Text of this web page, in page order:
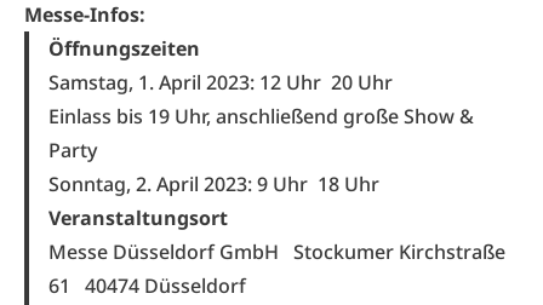
Messe-Infos:
Öffnungszeiten
Samstag, 1. April 2023: 12 Uhr 20 Uhr
Einlass bis 19 Uhr, anschließend große Show &
Party
Sonntag, 2. April 2023: 9 Uhr 18 Uhr
Veranstaltungsort
Messe Düsseldorf GmbH Stockumer Kirchstraße
61 40474 Düsseldorf